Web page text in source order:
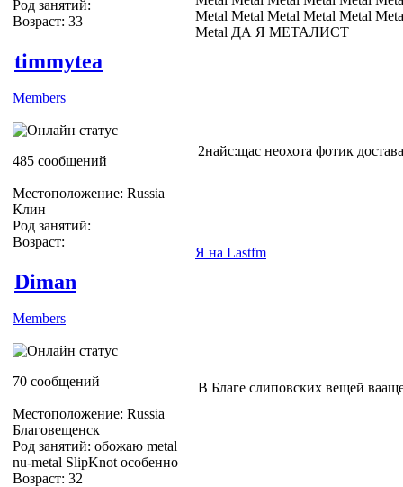
Род занятий:
Возраст: 33
Metal Metal Metal Metal Metal
Metal ДА Я МЕТАЛИСТ
timmytea
Members
485 сообщений
Местоположение: Russia
Клин
Род занятий:
Возраст:
2найс:щас неохота фотик
Я на Lastfm
Diman
Members
70 сообщений
Местоположение: Russia
Благовещенск
Род занятий: обожаю metal
nu-metal SlipKnot особенно
Возраст: 32
В Благе слиповских вещей